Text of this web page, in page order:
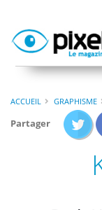
ACCUEIL GRAPHISME
Partager